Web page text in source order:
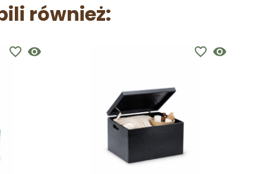
również:
visibility
favorite_border visibility
favorite_border